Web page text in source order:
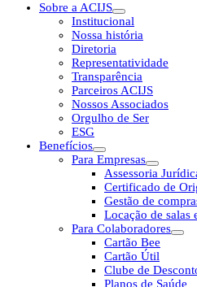
Sobre a ACIJS
Institucional
Nossa história
Diretoria
Representatividade
Transparência
Parceiros ACIJS
Nossos Associados
Orgulho de Ser
ESG
Benefícios
Para Empresas
Assessoria
Certificado de
Gestão de
Locação de salas
Para Colaboradores
Cartão Bee
Cartão Útil
Clube de
Planos de Saúde